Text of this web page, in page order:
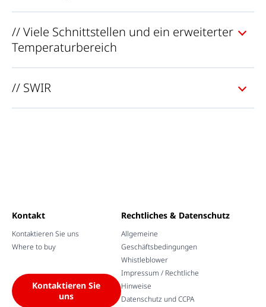
// Viele Schnittstellen und ein erweiterter
Temperaturbereich
// SWIR
Kontakt
Kontaktieren Sie uns
Where to buy
Kontaktieren Sie
uns
Rechtliches & Datenschutz
Allgemeine
Geschäftsbedingungen
Whistleblower
Impressum / Rechtliche
Hinweise
Datenschutz und CCPA